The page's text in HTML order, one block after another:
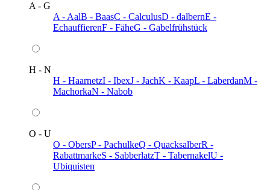
A - G
A - AalB - BaasC - CalculusD - dalbernE -
EchauffierenF - FäheG - Gabelfrühstück
H - N
H - HaarnetzI - IbexJ - JachK - KaapL - LaberdanM -
MachorkaN - Nabob
O - U
O - ObersP - PachulkeQ - QuacksalberR -
RabattmarkeS - SabberlatzT - TabernakelU -
Ubiquisten